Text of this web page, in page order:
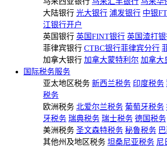
大陆银行 光大银行 浦发银行 中银
江银行开户
英国银行 英国FINT银行 英国渣打
菲律宾银行 CTBC银行菲律宾分行
加拿大银行 加拿大蒙特利尔 加拿大
国际税务服务
亚太地区税务 新西兰税务 印度税务
税务
欧洲税务 北爱尔兰税务 葡萄牙税务
牙税务 瑞典税务 瑞士税务 德国税务
美洲税务 圣文森特税务 秘鲁税务
其他州及地区税务 坦桑尼亚税务 尼